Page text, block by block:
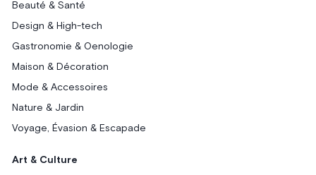
Beauté & Santé
Design & High-tech
Gastronomie & Oenologie
Maison & Décoration
Mode & Accessoires
Nature & Jardin
Voyage, Évasion & Escapade
Art & Culture